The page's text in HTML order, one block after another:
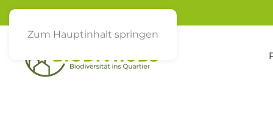
Zum Hauptinhalt springen